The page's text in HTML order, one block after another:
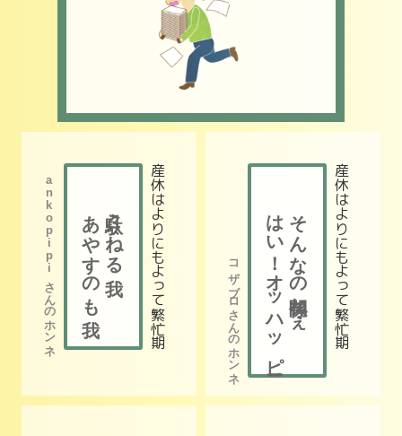
産休は​ よりにもよって​ 繁忙期
そんなの関係ねぇ
はい！オッハッピー
コザブロさんのホンネ
産休は​ よりにもよって​ 繁忙期
駄々こねる我
あやすのも我
ankopipiさんのホンネ